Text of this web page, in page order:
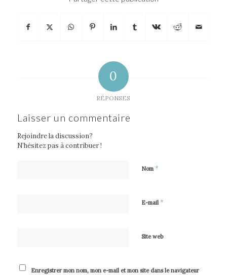
0
RÉPONSES
Laisser un commentaire
Rejoindre la discussion?
N’hésitez pas à contribuer !
Nom *
E-mail *
Site web
Enregistrer mon nom, mon e-mail et mon site dans le navigateur